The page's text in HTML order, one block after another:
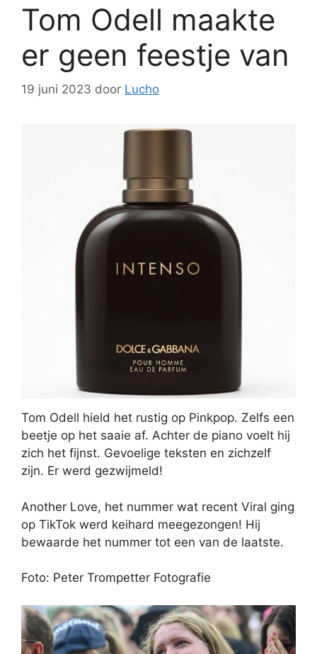
Tom Odell maakte
er geen feestje van
19 juni 2023 door Lucho
Tom Odell hield het rustig op Pinkpop. Zelfs een
beetje op het saaie af. Achter de piano voelt hij
zich het fijnst. Gevoelige teksten en zichzelf
zijn. Er werd gezwijmeld!
Another Love, het nummer wat recent Viral ging
op TikTok werd keihard meegezongen! Hij
bewaarde het nummer tot een van de laatste.
Foto: Peter Trompetter Fotografie